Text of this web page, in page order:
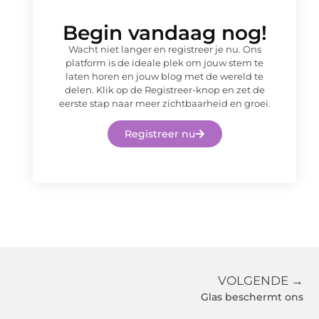
Begin vandaag nog!
Wacht niet langer en registreer je nu. Ons
platform is de ideale plek om jouw stem te
laten horen en jouw blog met de wereld te
delen. Klik op de Registreer-knop en zet de
eerste stap naar meer zichtbaarheid en groei.
Registreer nu
VOLGENDE →
Glas beschermt ons